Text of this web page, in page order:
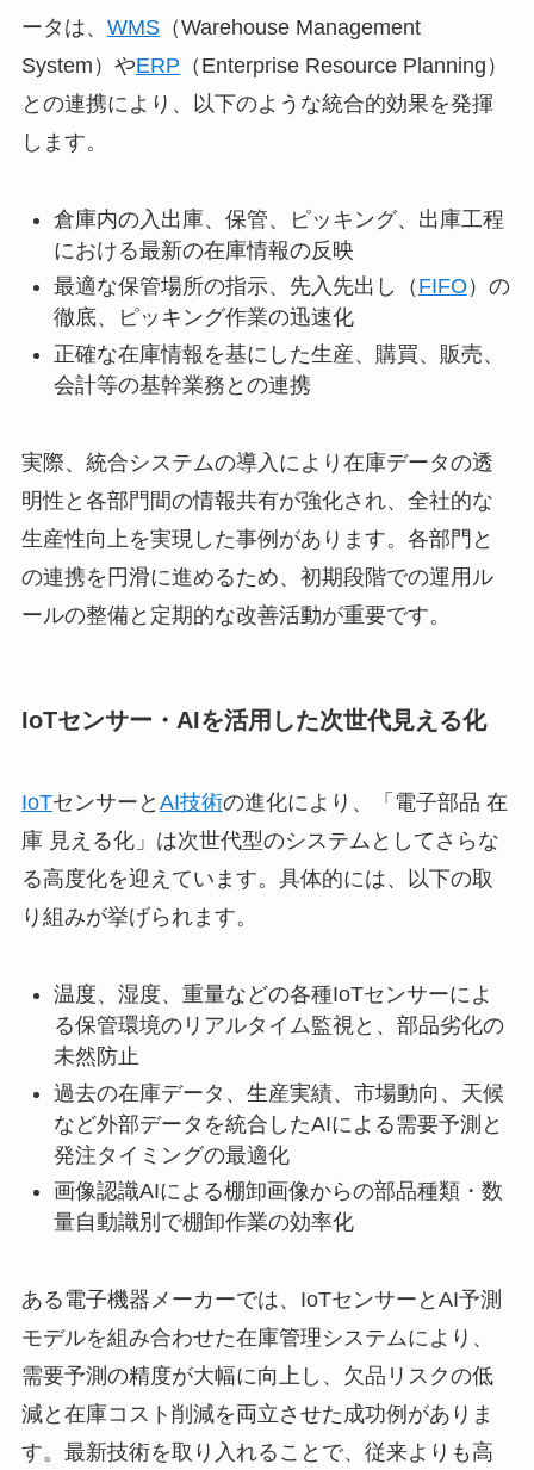
ータは、 WMS（Warehouse Management
System）やERP （Enterprise Resource Planning）
との連携により、以下のような統合的効果を発揮
します。
倉庫内の入出庫、保管、ピッキング、出庫工程
における最新の在庫情報の反映
最適な保管場所の指示、先入先出し（ FIFO ）の
徹底、ピッキング作業の迅速化
正確な在庫情報を基にした生産、購買、販売、
会計等の基幹業務との連携
実際、統合システムの導入により在庫データの透
明性と各部門間の情報共有が強化され、全社的な
生産性向上を実現した事例があります。各部門と
の連携を円滑に進めるため、初期段階での運用ル
ールの整備と定期的な改善活動が重要です。
IoTセンサー・AIを活用した次世代見える化
IoTセンサーと AI技術の進化により、「電子部品 在
庫 見える化」は次世代型のシステムとしてさらな
る高度化を迎えています。具体的には、以下の取
り組みが挙げられます。
温度、湿度、重量などの各種IoTセンサーによ
る保管環境のリアルタイム監視と、部品劣化の
未然防止
過去の在庫データ、生産実績、市場動向、天候
など外部データを統合したAIによる需要予測と
発注タイミングの最適化
画像認識AIによる棚卸画像からの部品種類・数
量自動識別で棚卸作業の効率化
ある電子機器メーカーでは、IoTセンサーとAI予測
モデルを組み合わせた在庫管理システムにより、
需要予測の精度が大幅に向上し、欠品リスクの低
減と在庫コスト削減を両立させた成功例がありま
す。最新技術を取り入れることで、従来よりも高